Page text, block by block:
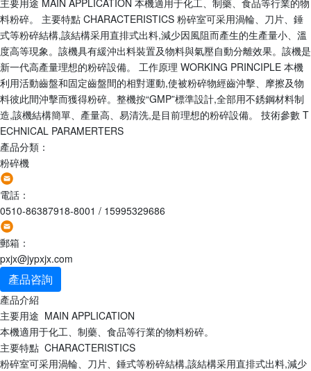
料粉碎。 主要特點 CHARACTERISTICS 粉碎室可采用渦輪、刀片、錘
式等粉碎結構,該結構采用直排式出料,減少因風阻而產生的生產量小、溫
度高等現象。該機具有緩沖出料裝置及物料與氣壓自動分離效果。該機是
新一代高產量理想的粉碎設備。 工作原理 WORKING PRINCIPLE 本機
利用活動齒盤和固定齒盤間的相對運動,使被粉碎物經齒沖擊、摩擦及物
料彼此間沖擊而獲得粉碎。整機按“GMP”標準設計,全部用不銹鋼材料制
造,該機結構簡單、產量高、易清洗,是目前理想的粉碎設備。 技術參數 T
ECHNICAL PARAMERTERS
產品分類：
粉碎機
電話：
0510-86387918-8001 / 15995329686
郵箱：
pxjx@jypxjx.com
產品咨詢
產品介紹
主要用途 MAIN APPLICATION
本機適用于化工、制藥、食品等行業的物料粉碎。
主要特點 CHARACTERISTICS
粉碎室可采用渦輪、刀片、錘式等粉碎結構,該結構采用直排式出料,減少